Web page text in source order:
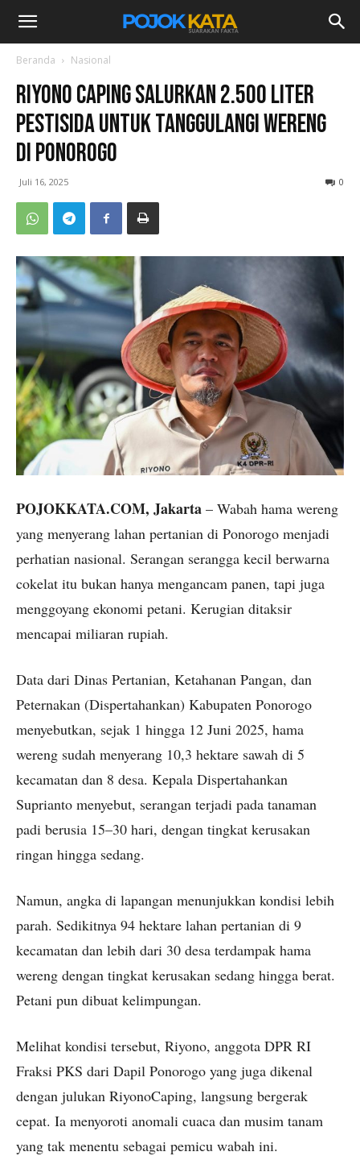
Beranda Nasional
Riyono Caping Salurkan 2.500 Liter
Pestisida untuk Tanggulangi Wereng
di Ponorogo
Juli 16, 2025 0
POJOKKATA.COM, Jakarta – Wabah hama wereng
yang menyerang lahan pertanian di Ponorogo menjadi
perhatian nasional. Serangan serangga kecil berwarna
cokelat itu bukan hanya mengancam panen, tapi juga
menggoyang ekonomi petani. Kerugian ditaksir
mencapai miliaran rupiah.
Data dari Dinas Pertanian, Ketahanan Pangan, dan
Peternakan (Dispertahankan) Kabupaten Ponorogo
menyebutkan, sejak 1 hingga 12 Juni 2025, hama
wereng sudah menyerang 10,3 hektare sawah di 5
kecamatan dan 8 desa. Kepala Dispertahankan
Suprianto menyebut, serangan terjadi pada tanaman
padi berusia 15–30 hari, dengan tingkat kerusakan
ringan hingga sedang.
Namun, angka di lapangan menunjukkan kondisi lebih
parah. Sedikitnya 94 hektare lahan pertanian di 9
kecamatan dan lebih dari 30 desa terdampak hama
wereng dengan tingkat kerusakan sedang hingga berat.
Petani pun dibuat kelimpungan.
Melihat kondisi tersebut, Riyono, anggota DPR RI
Fraksi PKS dari Dapil Ponorogo yang juga dikenal
dengan julukan RiyonoCaping, langsung bergerak
cepat. Ia menyoroti anomali cuaca dan musim tanam
yang tak menentu sebagai pemicu wabah ini.